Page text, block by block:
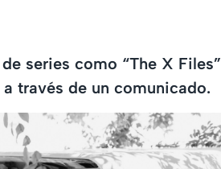
series como “The X Files”
través de un comunicado.